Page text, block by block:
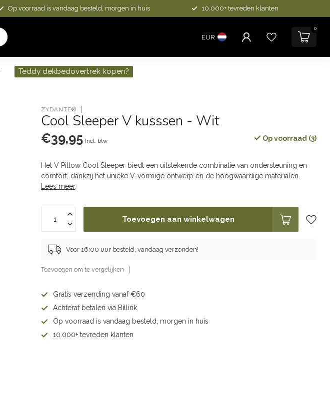
Op voorraad is vandaag besteld, morgen in huis 10.000+ tevreden klanten
EUR
0
Teddy dekbedovertrek kopen?
ZYDANTE®
Cool Sleeper V kusssen - Wit
€39,95 Incl. btw Op voorraad (3)
Het V Pillow Cool Sleeper biedt een uitstekende combinatie van ondersteuning en
comfort, dankzij het unieke V-vormige ontwerp en de hoogwaardige materialen.
Lees meer.
Toevoegen aan winkelwagen
Voor 16:00 uur besteld, vandaag verzonden!
Toevoegen om te vergelijken
Gratis verzending vanaf €60
Achteraf betalen via Billink
Op voorraad is vandaag besteld, morgen in huis
10.000+ tevreden klanten